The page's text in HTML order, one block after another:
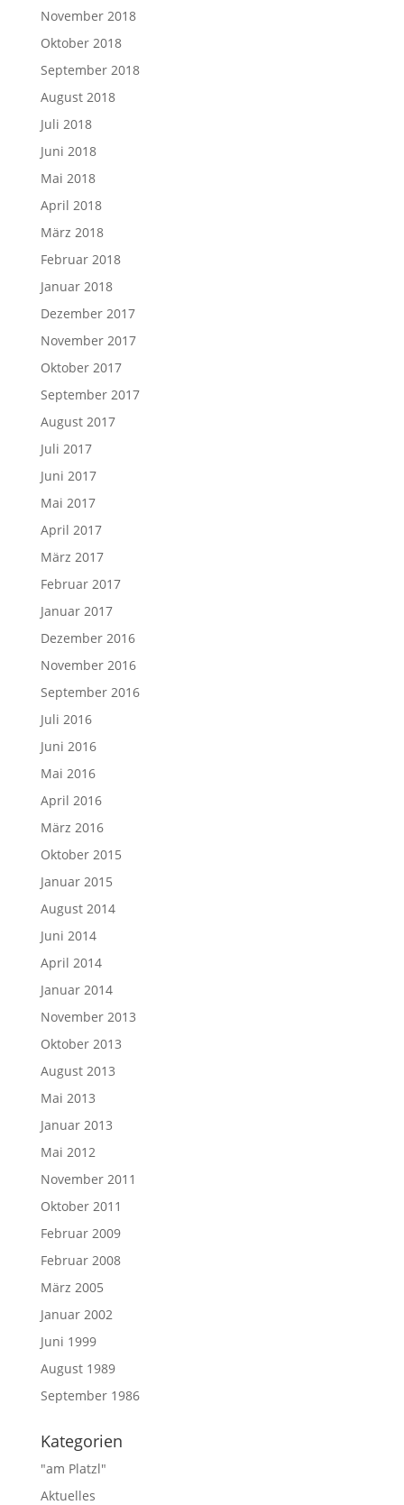
November 2018
Oktober 2018
September 2018
August 2018
Juli 2018
Juni 2018
Mai 2018
April 2018
März 2018
Februar 2018
Januar 2018
Dezember 2017
November 2017
Oktober 2017
September 2017
August 2017
Juli 2017
Juni 2017
Mai 2017
April 2017
März 2017
Februar 2017
Januar 2017
Dezember 2016
November 2016
September 2016
Juli 2016
Juni 2016
Mai 2016
April 2016
März 2016
Oktober 2015
Januar 2015
August 2014
Juni 2014
April 2014
Januar 2014
November 2013
Oktober 2013
August 2013
Mai 2013
Januar 2013
Mai 2012
November 2011
Oktober 2011
Februar 2009
Februar 2008
März 2005
Januar 2002
Juni 1999
August 1989
September 1986
Kategorien
"am Platzl"
Aktuelles